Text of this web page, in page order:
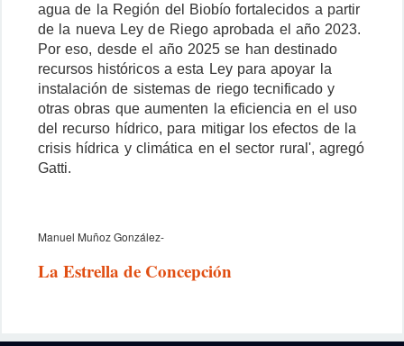
agua de la Región del Biobío fortalecidos a partir
de la nueva Ley de Riego aprobada el año 2023.
Por eso, desde el año 2025 se han destinado
recursos históricos a esta Ley para apoyar la
instalación de sistemas de riego tecnificado y
otras obras que aumenten la eficiencia en el uso
del recurso hídrico, para mitigar los efectos de la
crisis hídrica y climática en el sector rural', agregó
Gatti.
Manuel Muñoz González-
La Estrella de Concepción